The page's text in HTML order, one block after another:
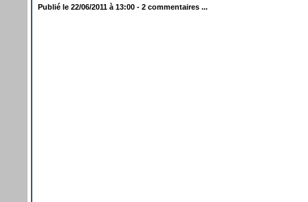
Publié le 22/06/2011 à 13:00 - 2 commentaires ...